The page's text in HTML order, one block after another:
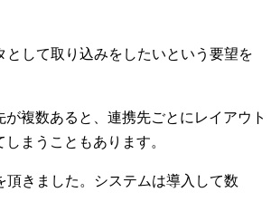
して取り込みをしたいという要望を
複数あると、連携先ごとにレイアウト
まうこともあります。
きました。システムは導入して数